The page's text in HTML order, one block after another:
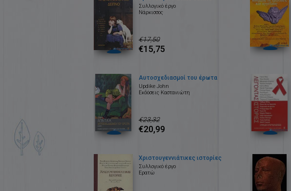
Συλλογικό έργο
Νάρκισσος
€17,50
€15,75
Αυτοσχεδιασμοί του έρωτα
Updike John
Εκδόσεις Καστανιώτη
€23,32
€20,99
Χριστουγεννιάτικες ιστορίες
Συλλογικό έργο
Ερατώ